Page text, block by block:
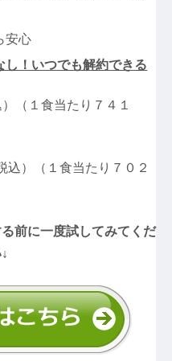
安心
し！いつでも解約できる
（１食当たり７４１
込）（１食当たり７０２
前に一度試してみてくだ